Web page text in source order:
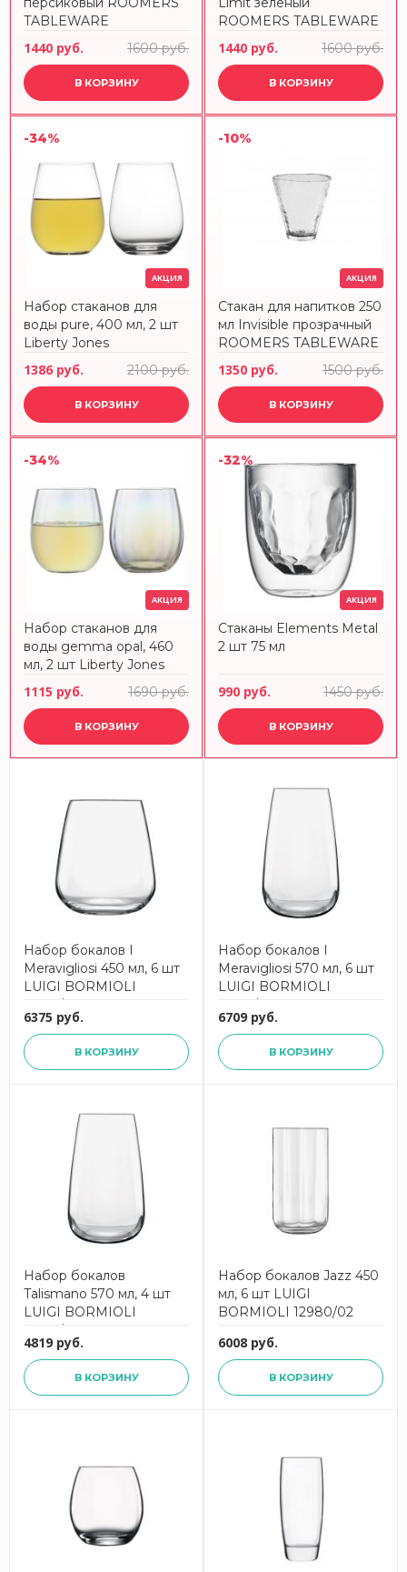
TABLEWARE
1440 руб. 1600 руб.
В КОРЗИНУ
ROOMERS TABLEWARE
1440 руб. 1600 руб.
В КОРЗИНУ
-34%
АКЦИЯ
Набор стаканов для
воды pure, 400 мл, 2 шт
Liberty Jones
1386 руб. 2100 руб.
В КОРЗИНУ
-10%
АКЦИЯ
Стакан для напитков 250
мл Invisible прозрачный
ROOMERS TABLEWARE
1350 руб. 1500 руб.
В КОРЗИНУ
-34%
АКЦИЯ
Набор стаканов для
воды gemma opal, 460
мл, 2 шт Liberty Jones
1115 руб. 1690 руб.
В КОРЗИНУ
-32%
АКЦИЯ
Стаканы Elements Metal
2 шт 75 мл
990 руб. 1450 руб.
В КОРЗИНУ
Набор бокалов I
Meravigliosi 450 мл, 6 шт
LUIGI BORMIOLI
12766/01
6375 руб.
В КОРЗИНУ
Набор бокалов I
Meravigliosi 570 мл, 6 шт
LUIGI BORMIOLI
12767/01
6709 руб.
В КОРЗИНУ
Набор бокалов
Talismano 570 мл, 4 шт
LUIGI BORMIOLI
12767/02
4819 руб.
В КОРЗИНУ
Набор бокалов Jazz 450
мл, 6 шт LUIGI
BORMIOLI 12980/02
6008 руб.
В КОРЗИНУ